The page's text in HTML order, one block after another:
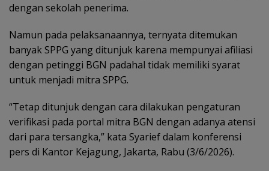
dengan sekolah penerima.
Namun pada pelaksanaannya, ternyata ditemukan
banyak SPPG yang ditunjuk karena mempunyai afiliasi
dengan petinggi BGN padahal tidak memiliki syarat
untuk menjadi mitra SPPG.
“Tetap ditunjuk dengan cara dilakukan pengaturan
verifikasi pada portal mitra BGN dengan adanya atensi
dari para tersangka,” kata Syarief dalam konferensi
pers di Kantor Kejagung, Jakarta, Rabu (3/6/2026).